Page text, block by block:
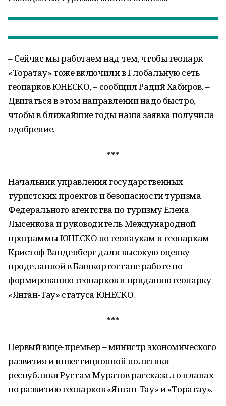
– Сейчас мы работаем над тем, чтобы геопарк
«Торатау» тоже включили в Глобальную сеть
геопарков ЮНЕСКО, – сообщил Радий Хабиров. –
Двигаться в этом направлении надо быстро,
чтобы в ближайшие годы наша заявка получила
одобрение.
***
Начальник управления государственных
туристских проектов и безопасности туризма
Федерального агентства по туризму Елена
Лысенкова и руководитель Международной
программы ЮНЕСКО по геонаукам и геопаркам
Кристоф Ванденберг дали высокую оценку
проделанной в Башкортостане работе по
формированию геопарков и приданию геопарку
«Янган-Тау» статуса ЮНЕСКО.
***
Первый вице-премьер – министр экономического
развития и инвестиционной политики
республики Рустам Муратов рассказал о планах
по развитию геопарков «Янган-Тау» и «Торатау».